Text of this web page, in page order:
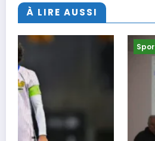
À LIRE AUSSI